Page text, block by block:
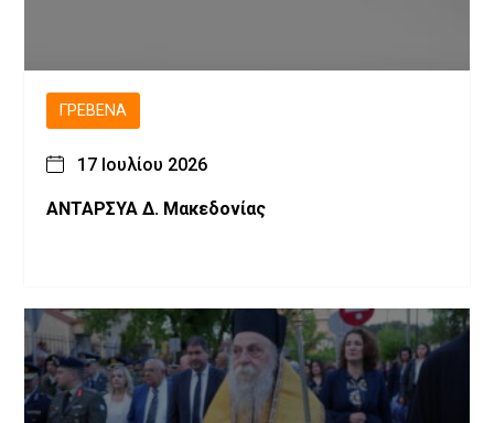
ΓΡΕΒΕΝΆ
17 Ιουλίου 2026
ΑΝΤΑΡΣΥΑ Δ. Μακεδονίας